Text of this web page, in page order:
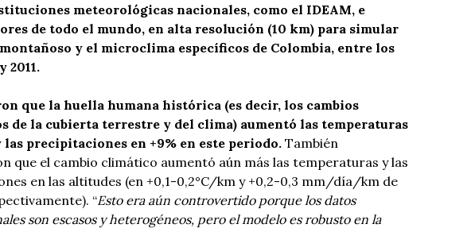
meteorológicas nacionales, como el IDEAM, e
de todo el mundo, en alta resolución (10 km) para simular
y el microclima específicos de Colombia, entre los
2011.
que la huella humana histórica (es decir, los cambios
de la cubierta terrestre y del clima) aumentó las temperaturas
las precipitaciones en +9% en este periodo. También
que el cambio climático aumentó aún más las temperaturas y las
en las altitudes (en +0,1-0,2°C/km y +0,2-0,3 mm/día/km de
“Esto era aún controvertido porque los datos
son escasos y heterogéneos, pero el modelo es robusto en la